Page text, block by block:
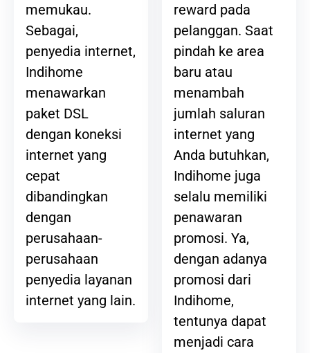
memukau.
Sebagai,
penyedia internet,
Indihome
menawarkan
paket DSL
dengan koneksi
internet yang
cepat
dibandingkan
dengan
perusahaan-
perusahaan
penyedia layanan
internet yang lain.
reward pada
pelanggan. Saat
pindah ke area
baru atau
menambah
jumlah saluran
internet yang
Anda butuhkan,
Indihome juga
selalu memiliki
penawaran
promosi. Ya,
dengan adanya
promosi dari
Indihome,
tentunya dapat
menjadi cara